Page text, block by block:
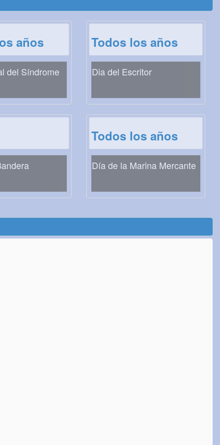
años
del Síndrome
Todos los años
Dia del Escritor
Todos los años
Día de la Marina Mercante